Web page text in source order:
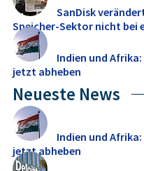
SanDisk
Speicher-Sektor nicht bei
Indien und
jetzt abheben
Neueste News
Indien und
jetzt abheben